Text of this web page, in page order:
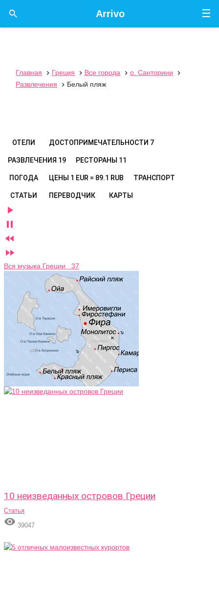
☰
Arrivo

Главная  Греция  Все города  о. Санторини

Развлечения
 Белый пляж
ОТЕЛИ ДОСТОПРИМЕЧАТЕЛЬНОСТИ 7
РАЗВЛЕЧЕНИЯ 19 РЕСТОРАНЫ 11
ПОГОДА ЦЕНЫ 1 EUR = 89.1 RUB ТРАНСПОРТ
СТАТЬИ ПЕРЕВОДЧИК КАРТЫ




Вся музыка Греции 37
10 неизведанных островов Греции
Статья
 39047